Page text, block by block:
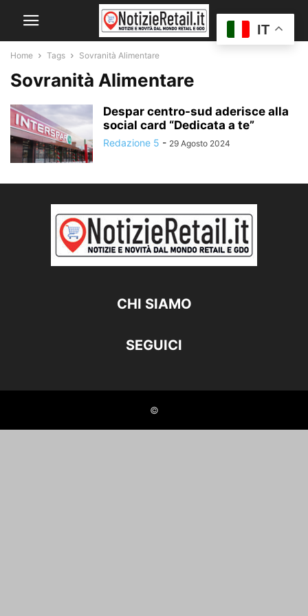
Home Tags Sovranità Alimentare
Sovranità Alimentare
Despar centro-sud aderisce alla
social card “Dedicata a te”
Redazione 5 - 29 Agosto 2024
CHI SIAMO
SEGUICI
©
IT